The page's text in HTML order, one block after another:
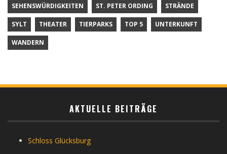
SEHENSWÜRDIGKEITEN ST. PETER ORDING STRÄNDE
SYLT THEATER TIERPARKS TOP 5 UNTERKUNFT
WANDERN
AKTUELLE BEITRÄGE
Schloss Glücksburg